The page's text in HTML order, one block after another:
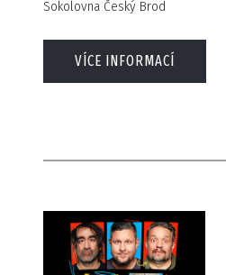
Sokolovna Český Brod
VÍCE INFORMACÍ